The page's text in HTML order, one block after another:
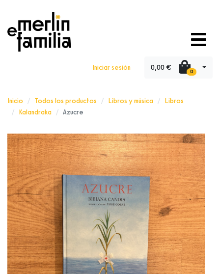
Iniciar sesión 0,00 € 0
Inicio Todos los productos Libros y música
Libros
Kalandraka
Azucre